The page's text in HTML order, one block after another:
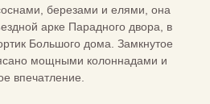
березами и елями, она
арке Парадного двора, в
Большого дома. Замкнутое
мощными колоннадами и
впечатление.